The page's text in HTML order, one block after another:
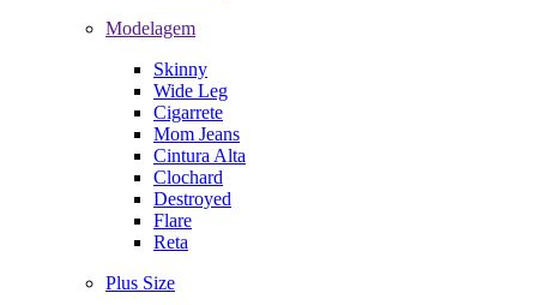
Modelagem
Skinny
Wide Leg
Cigarrete
Mom Jeans
Cintura Alta
Clochard
Destroyed
Flare
Reta
Plus Size